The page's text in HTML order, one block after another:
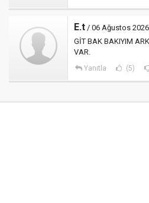
E.t / 06 Ağustos
GİT BAK BAKIYIM
VAR.
Yanıtla (5)